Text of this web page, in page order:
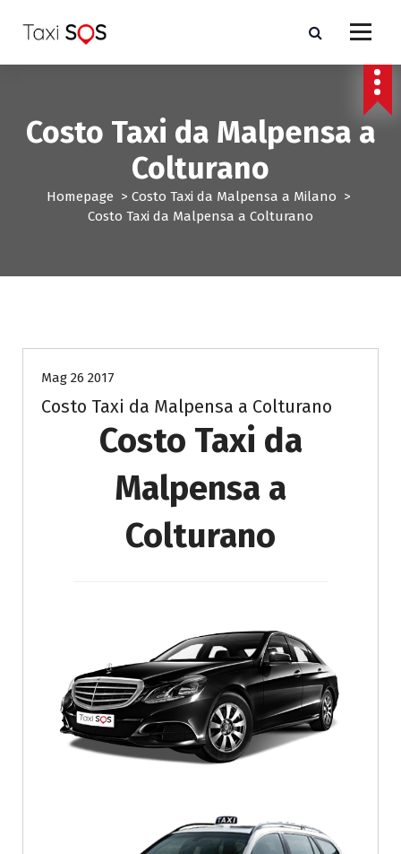
a
Costo Taxi da Malpensa a
Colturano
Homepage > Costo Taxi da Malpensa a Milano >
Costo Taxi da Malpensa a Colturano
Mag 26 2017
Costo Taxi da Malpensa a Colturano
Costo Taxi da
Malpensa a
Colturano